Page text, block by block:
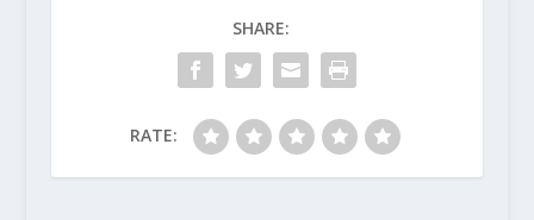
SHARE:
RATE: